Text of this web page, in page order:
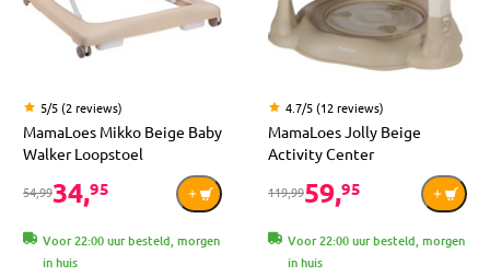
5/5 (2 reviews)
MamaLoes Mikko Beige Baby
Walker Loopstoel
54,9934,95
Voor 22:00 uur besteld, morgen
in huis
4.7/5 (12 reviews)
MamaLoes Jolly Beige
Activity Center
119,9959,95
Voor 22:00 uur besteld, morgen
in huis